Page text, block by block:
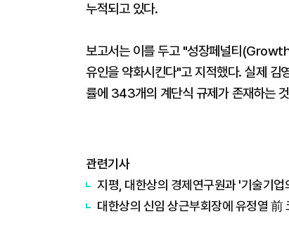
누적되고 있다.
보고서는 이를 두고 "성장페널티
유인을 약화시킨다"고 지적했다. 실제 김
률에 343개의 계단식 규제가 존재하는
관련기사
지평, 대한상의 경제연구원과 '기술기
대한상의 신임 상근부회장에 유정열 前